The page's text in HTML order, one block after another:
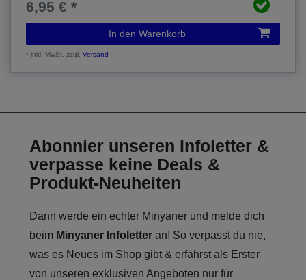
6,95 € *
In den Warenkorb
*inkl. MwSt. zzgl.Versand
Abonnier unseren Infoletter &
verpasse keine Deals &
Produkt-Neuheiten
Dann werde ein echter Minyaner und melde dich
beim Minyaner Infoletter an! So verpasst du nie,
was es Neues im Shop gibt & erfährst als Erster
von unseren exklusiven Angeboten nur für